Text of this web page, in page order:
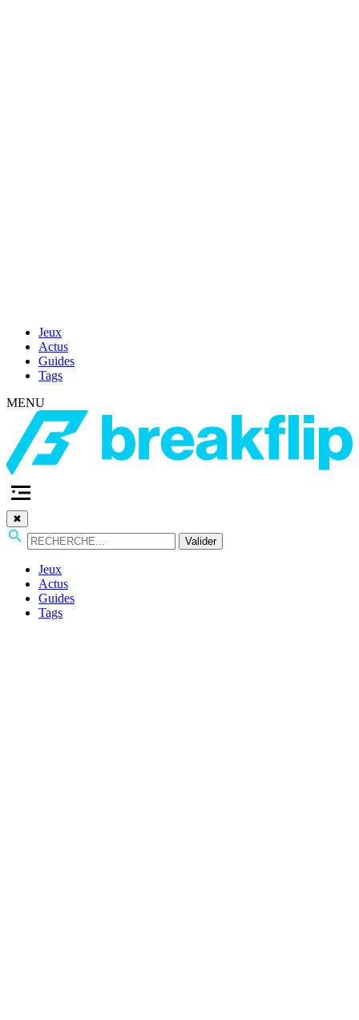
Jeux
Actus
Guides
Tags
MENU
✖
Valider
Jeux
Actus
Guides
Tags